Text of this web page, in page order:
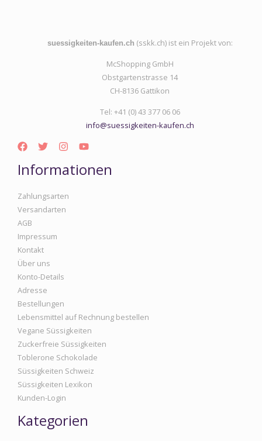
suessigkeiten-kaufen.ch (sskk.ch) ist ein Projekt von:
McShopping GmbH
Obstgartenstrasse 14
CH-8136 Gattikon
Tel: +41 (0) 43 377 06 06
info@suessigkeiten-kaufen.ch
Informationen
Zahlungsarten
Versandarten
AGB
Impressum
Kontakt
Über uns
Konto-Details
Adresse
Bestellungen
Lebensmittel auf Rechnung bestellen
Vegane Süssigkeiten
Zuckerfreie Süssigkeiten
Toblerone Schokolade
Süssigkeiten Schweiz
Süssigkeiten Lexikon
Kunden-Login
Kategorien